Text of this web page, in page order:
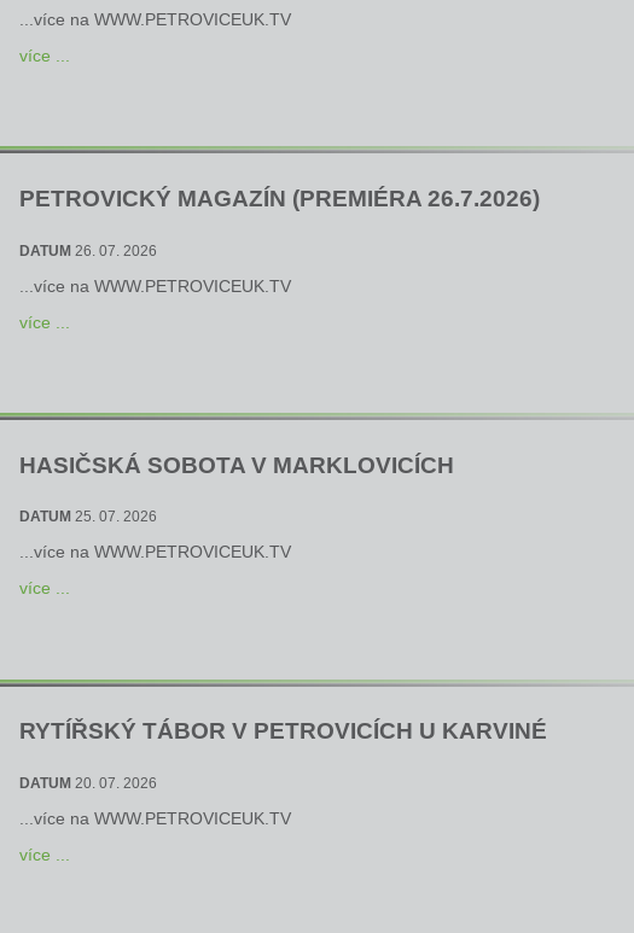
...více na WWW.PETROVICEUK.TV
více ...
PETROVICKÝ MAGAZÍN (PREMIÉRA 26.7.2026)
DATUM26. 07. 2026
...více na WWW.PETROVICEUK.TV
více ...
HASIČSKÁ SOBOTA V MARKLOVICÍCH
DATUM 25. 07. 2026
...více na WWW.PETROVICEUK.TV
více ...
RYTÍŘSKÝ TÁBOR V PETROVICÍCH U KARVINÉ
DATUM 20. 07. 2026
...více na WWW.PETROVICEUK.TV
více ...